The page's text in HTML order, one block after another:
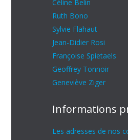
Céline Belin
Ruth Bono
Sylvie Flahaut
Jean-Didier Rosi
Françoise Spietaels
Geoffrey Tonnoir
Geneviève Ziger
Informations
Les adresses de nos